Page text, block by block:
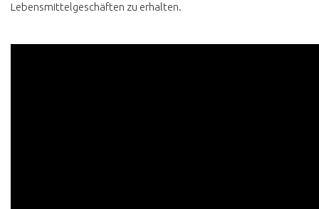
Lebensmittelgeschäften zu erhalten.